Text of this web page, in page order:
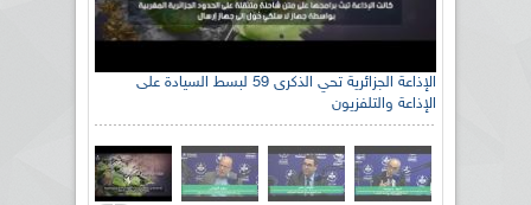
الإذاعة الجزائرية تحي الذكرى 59 لبسط السيادة على
الإذاعة والتلفزيون